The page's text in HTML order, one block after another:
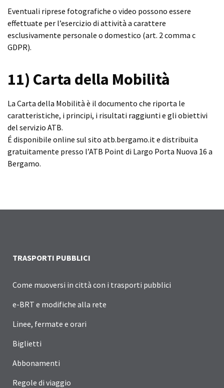
Eventuali riprese fotografiche o video possono essere
effettuate per l’esercizio di attività a carattere
esclusivamente personale o domestico (art. 2 comma c
GDPR).
11) Carta della Mobilità
La Carta della Mobilità è il documento che riporta le
caratteristiche, i principi, i risultati raggiunti e gli obiettivi
del servizio ATB.
É disponibile online sul sito atb.bergamo.it e distribuita
gratuitamente presso l’ATB Point di Largo Porta Nuova 16 a
Bergamo.
TRASPORTI PUBBLICI
Come muoversi in città con i trasporti pubblici
e-BRT e modifiche alla rete
Linee, fermate e orari
Biglietti
Abbonamenti
Regole di viaggio